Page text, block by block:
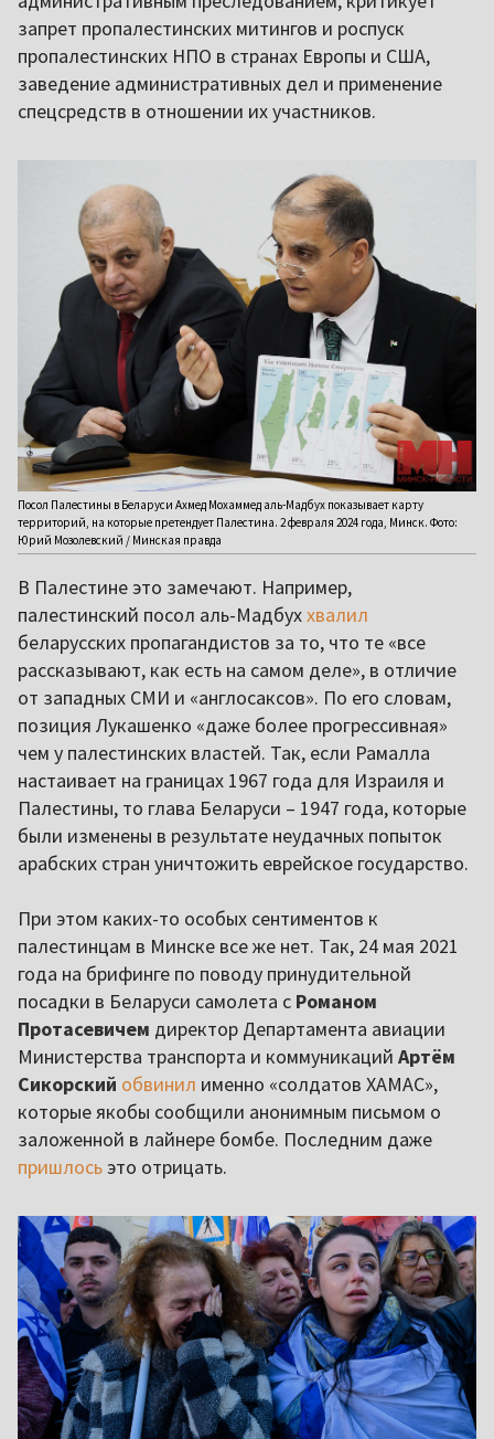
запрет пропалестинских митингов и роспуск
пропалестинских НПО в странах Европы и США,
заведение административных дел и применение
спецсредств в отношении их участников.
Посол Палестины в Беларуси Ахмед Мохаммед аль-Мадбух показывает карту
территорий, на которые претендует Палестина. 2 февраля 2024 года, Минск. Фото:
Юрий Мозолевский / Минская правда
В Палестине это замечают. Например,
палестинский посол аль-Мадбуххвалил
беларусских пропагандистов за то, что те «все
рассказывают, как есть на самом деле», в отличие
от западных СМИ и «англосаксов». По его словам,
позиция Лукашенко «даже более прогрессивная»
чем у палестинских властей. Так, если Рамалла
настаивает на границах 1967 года для Израиля и
Палестины, то глава Беларуси – 1947 года, которые
были изменены в результате неудачных попыток
арабских стран уничтожить еврейское государство.
При этом каких-то особых сентиментов к
палестинцам в Минске все же нет. Так, 24 мая 2021
года на брифинге по поводу принудительной
посадки в Беларуси самолета с Романом
Протасевичем директор Департамента авиации
Министерства транспорта и коммуникаций Артём
Сикорский обвинил именно «солдатов ХАМАС»,
которые якобы сообщили анонимным письмом о
заложенной в лайнере бомбе. Последним даже
пришлосьэто отрицать.